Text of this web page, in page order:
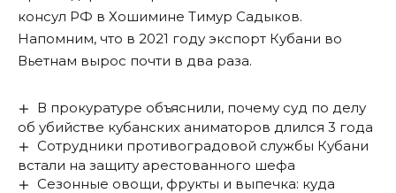
консул РФ в Хошимине Тимур Садыков.
Напомним, что в 2021 году экспорт Кубани во
Вьетнам вырос почти в два раза.
В прокуратуре объяснили, почему суд по делу
об убийстве кубанских аниматоров длился 3 года
Сотрудники противоградовой службы Кубани
встали на защиту арестованного шефа
Сезонные овощи, фрукты и выпечка: куда